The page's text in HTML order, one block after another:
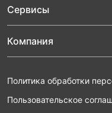
Сервисы
Компания
Политика обработки
Пользовательское